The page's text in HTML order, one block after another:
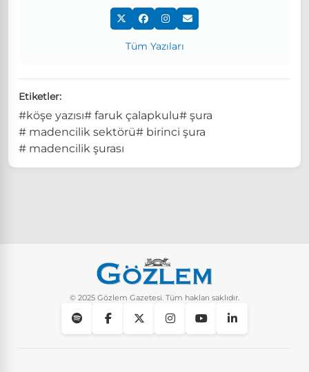
Tüm Yazıları
Etiketler:
#köşe yazısı# faruk çalapkulu# şura
# madencilik sektörü# birinci şura
# madencilik şurası
© 2025 Gözlem Gazetesi. Tüm hakları saklıdır.